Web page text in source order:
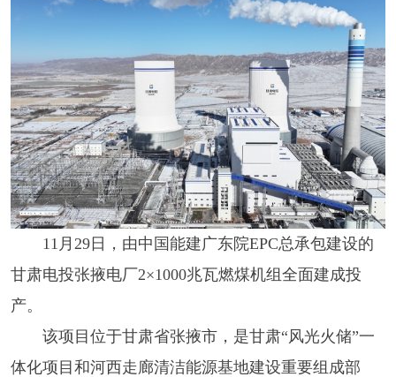
11月29日，由中国能建广东院EPC总承包建设的
甘肃电投张掖电厂2×1000兆瓦燃煤机组全面建成投
产。
该项目位于甘肃省张掖市，是甘肃“风光火储”一
体化项目和河西走廊清洁能源基地建设重要组成部